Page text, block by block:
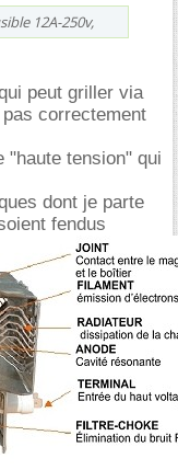
12A-250v,
peut griller via
correctement
"haute tension" qui
dont je parte
fendus